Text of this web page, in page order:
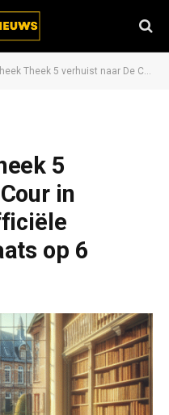
naar De Cour in Terheijden; de officiële opening vindt plaats op 6 maart.
5
in
op 6